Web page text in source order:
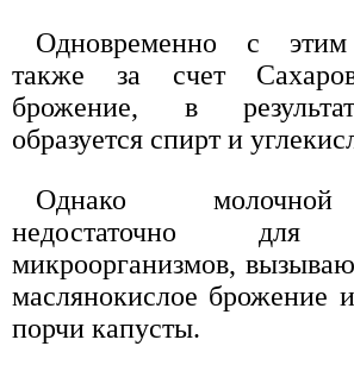
Одновременно с этим
также за счет
брожение, в
образуется спирт и
Однако
недостаточно для
микроорганизмов,
маслянокислое брожение
порчи капусты.